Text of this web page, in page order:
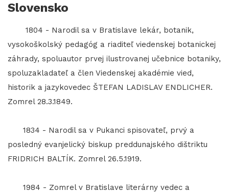
Slovensko
1804 - Narodil sa v Bratislave lekár, botanik,
vysokoškolský pedagóg a riaditeľ viedenskej botanickej
záhrady, spoluautor prvej ilustrovanej učebnice botaniky,
spoluzakladateľ a člen Viedenskej akadémie vied,
historik a jazykovedec ŠTEFAN LADISLAV ENDLICHER.
Zomrel 28.3.1849.
1834 - Narodil sa v Pukanci spisovateľ, prvý a
posledný evanjelický biskup preddunajského dištriktu
FRIDRICH BALTÍK. Zomrel 26.5.1919.
1984 - Zomrel v Bratislave literárny vedec a